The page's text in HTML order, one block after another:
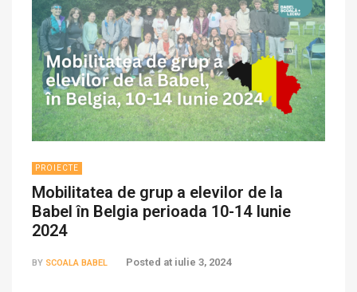
PROIECTE
Mobilitatea de grup a elevilor de la
Babel în Belgia perioada 10-14 Iunie
2024
BY SCOALA BABEL Posted at iulie 3, 2024